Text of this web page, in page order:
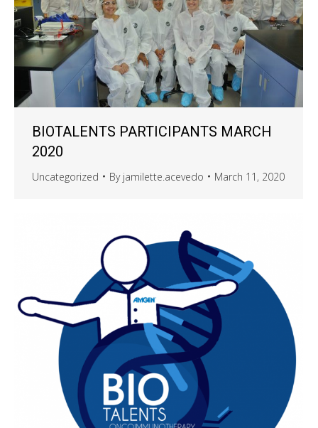
BIOTALENTS PARTICIPANTS MARCH
2020
Uncategorized By jamilette.acevedo March 11, 2020